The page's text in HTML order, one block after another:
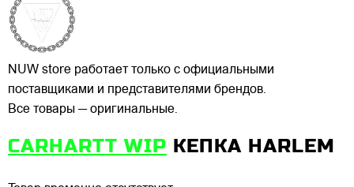
NUW store работает только с официальными
поставщиками и представителями брендов.
Все товары — оригинальные.
CARHARTT WIP КЕПКА HARLEM